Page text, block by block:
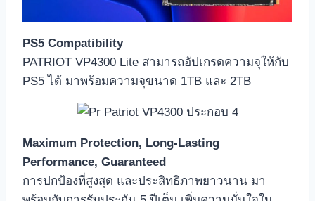
PS5 Compatibility
PATRIOT VP4300 Lite สามารถอัปเกรดความจุให้กับ
PS5 ได้ มาพร้อมความจุขนาด 1TB และ 2TB
Maximum Protection, Long-Lasting
Performance, Guaranteed
การปกป้องที่สูงสุด และประสิทธิภาพยาวนาน มา